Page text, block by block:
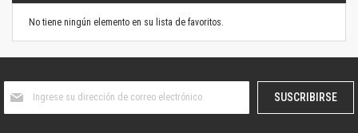
No tiene ningún elemento en su lista de favoritos.
boletín
SUSCRIBIRSE